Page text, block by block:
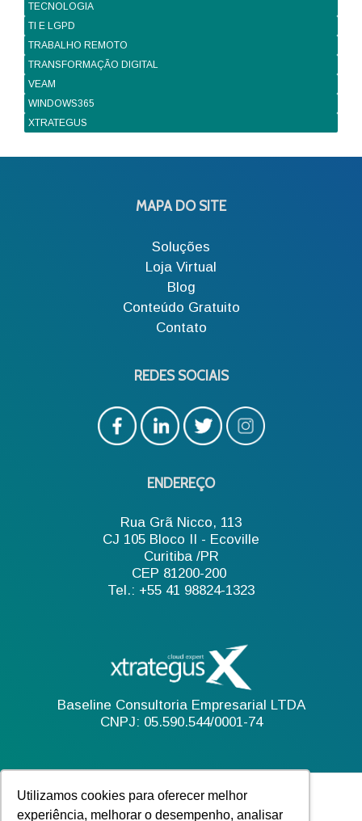
Utilizamos cookies para oferecer melhor
experiência, melhorar o desempenho, analisar
TECNOLOGIA
TI E LGPD
TRABALHO REMOTO
TRANSFORMAÇÃO DIGITAL
VEAM
WINDOWS365
XTRATEGUS
MAPA DO SITE
Soluções
Loja Virtual
Blog
Conteúdo Gratuito
Contato
REDES SOCIAIS
ENDEREÇO
Rua Grã Nicco, 113
CJ 105 Bloco II - Ecoville
Curitiba /PR
CEP 81200-200
Tel.: +55 41 98824-1323
Baseline Consultoria Empresarial LTDA
CNPJ: 05.590.544/0001-74